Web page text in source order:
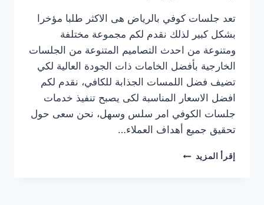
تعد جلسات كوفي بالرياض هى الاكثر طلبا مؤخرا
بشكل كبير لذلك نقدم لكم مجموعة مختلفة
ومتنوعة من احدث التصاميم المتنوعة من الجلسات
الخارجية بأفضل الخامات ذات الجودة العالية لكي
تضيف فضل اللمسات الجذابة للكافي، نقدم لكم
افضل الاسعار المناسبة لكى يصبح تنفيذ خدمات
جلسات الكوفي امر سلس وسهل، نحن سعى حول
تحقيق جميع أهداف العملاء…
إقرأ المزيد جلسات